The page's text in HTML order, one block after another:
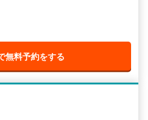
無料予約をする